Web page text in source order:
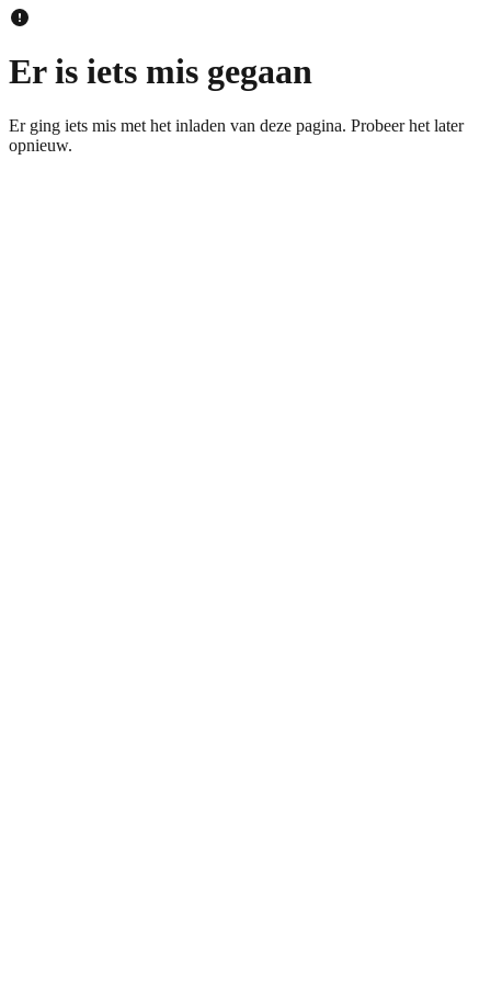
Er is iets mis gegaan
Er ging iets mis met het inladen van deze pagina. Probeer het later
opnieuw.